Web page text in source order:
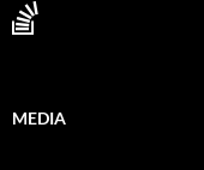
MEDIA